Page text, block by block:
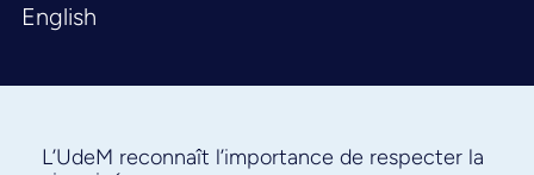
English
L’UdeM reconnaît l’importance de respecter la